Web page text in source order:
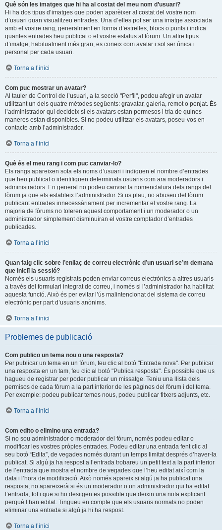
Què són les imatges que hi ha al costat del meu nom d’usuari?
Hi ha dos tipus d’imatges que poden aparèixer al costat del vostre nom
d’usuari quan visualitzeu entrades. Una d’elles pot ser una imatge associada
amb el vostre rang, generalment en forma d’estrelles, blocs o punts i indica
quantes entrades heu publicat o el vostre estatus al fòrum. Un altre tipus
d’imatge, habitualment més gran, es coneix com avatar i sol ser única i
personal per cada usuari.
Torna a l’inici
Com puc mostrar un avatar?
Al tauler de Control de l’usuari, a la secció "Perfil", podeu afegir un avatar
utilitzant un dels quatre mètodes següents: gravatar, galeria, remot o penjat. És
l’administrador qui decideix si els avatars estan permesos i tria de quines
maneres estan disponibles. Si no podeu utilitzar els avatars, poseu-vos en
contacte amb l’administrador.
Torna a l’inici
Què és el meu rang i com puc canviar-lo?
Els rangs apareixen sota els noms d’usuari i indiquen el nombre d’entrades
que heu publicat o identifiquen determinats usuaris com ara moderadors i
administradors. En general no podeu canviar la nomenclatura dels rangs del
fòrum ja que els estableix l’administrador. Si us plau, no abuseu del fòrum
publicant entrades innecessàriament per incrementar el vostre rang. La
majoria de fòrums no toleren aquest comportament i un moderador o un
administrador simplement disminuiran el vostre comptador d’entrades
publicades.
Torna a l’inici
Quan faig clic sobre l’enllaç de correu electrònic d’un usuari se’m demana
que iniciï la sessió?
Només els usuaris registrats poden enviar correus electrònics a altres usuaris
a través del formulari integrat de correu, i només si l’administrador ha habilitat
aquesta funció. Això és per evitar l’ús malintencionat del sistema de correu
electrònic per part d’usuaris anònims.
Torna a l’inici
Problemes de publicació
Com publico un tema nou o una resposta?
Per publicar un tema en un fòrum, feu clic al botó "Entrada nova". Per publicar
una resposta en un tam, feu clic al botó "Publica resposta". És possible que us
hagueu de registrar per poder publicar un missatge. Teniu una llista dels
permisos de cada fòrum a la part inferior de les pàgines del fòrum i del tema.
Per exemple: podeu publicar temes nous, podeu publicar fitxers adjunts, etc.
Torna a l’inici
Com edito o elimino una entrada?
Si no sou administrador o moderador del fòrum, només podeu editar o
modificar les vostres pròpies entrades. Podeu editar una entrada fent clic al
seu botó “Edita”, de vegades només durant un temps limitat després d’haver-la
publicat. Si algú ja ha respost a l’entrada trobareu un petit text a la part inferior
de l’entrada que mostra el nombre de vegades que l’heu editat així com la
data i l’hora de modificació. Això només apareix si algú ja ha publicat una
resposta; no apareixerà si és un moderador o un administrador qui ha editat
l’entrada, tot i que si ho desitgen es possible que deixin una nota explicant
perquè l’han editat. Tingueu en compte que els usuaris normals no poden
eliminar una entrada si algú ja hi ha respost.
Torna a l’inici